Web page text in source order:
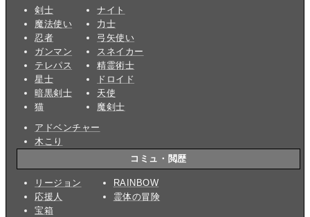
剣士
魔法使い
忍者
ガンマン
テレパス
星士
暗黒剣士
猫
ナイト
力士
弓矢使い
スネイカー
精霊術士
ドロイド
天使
魔剣士
アドベンチャー
木こり
コミュ・閲歴
リージョン
応援人
宝箱
RAINBOW
霊体の冒険